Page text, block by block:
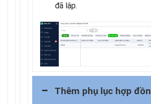
đã lập.
Thêm phụ lục hợp